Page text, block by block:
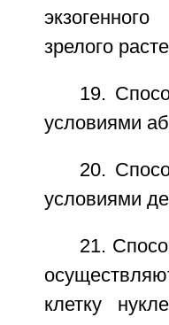
зрелого
19.
условиями
20.
условиями
21.
клетку